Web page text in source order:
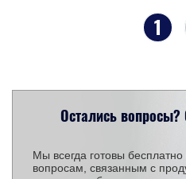
1
Остались вопросы?
Мы всегда готовы бесплатно
вопросам, связанным с